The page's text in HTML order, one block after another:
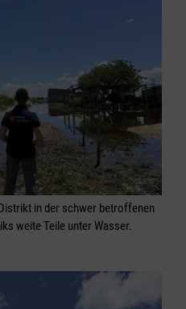
in der schwer betroffenen
weite Teile unter Wasser.